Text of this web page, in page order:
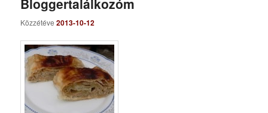
Bloggertalálkozóm
Közzétéve2013-10-12